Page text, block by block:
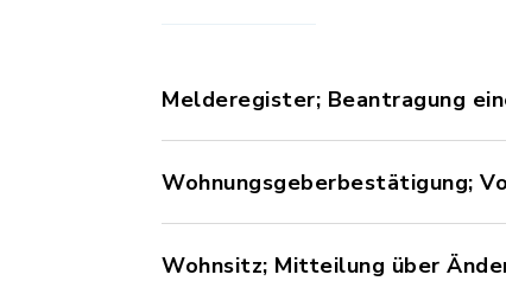
Melderegister; Beantragung
Wohnungsgeberbestätigung;
Wohnsitz; Mitteilung über